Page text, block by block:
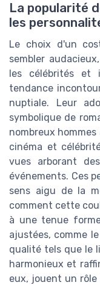
La popularité
les
Le choix d'un
sembler
les célébrités et
tendance
nuptiale. Leur
symbolique de
nombreux
cinéma et
vues arborant
événements. Ces
sens aigu de la
comment cette
à une tenue
ajustées, comme
qualité tels que le
harmonieux et
eux, jouent un